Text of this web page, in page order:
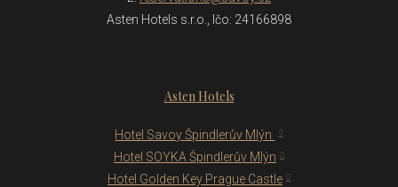
Asten Hotels s.r.o., Ičo: 24166898
Asten Hotels
Hotel Savoy Špindlerův Mlýn
Hotel SOYKA Špindlerův Mlýn
Hotel Golden Key Prague Castle